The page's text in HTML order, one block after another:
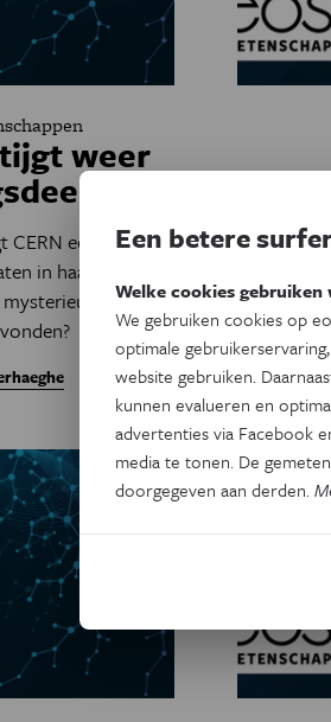
weer
CERN een update
in haar jacht op
deeltje
lichaam.
niet
Een betere
Welke cookies gebruiken
We gebruiken cookies op
optimale
website gebruiken.
kunnen evalueren en
advertenties via Facebook
media te tonen. De
doorgegeven aan derden.